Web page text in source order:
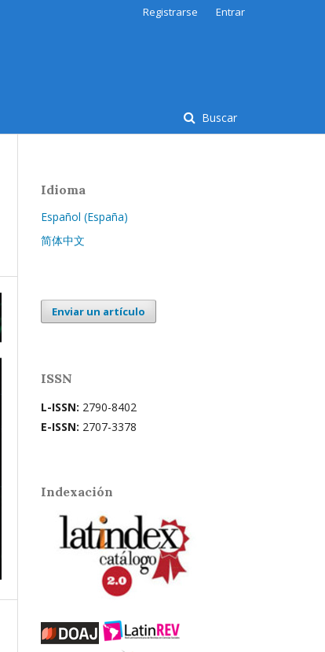
Buscar
Registrarse Entrar
Idioma
Español (España)
简体中文
Enviar un artículo
ISSN
L-ISSN: 2790-8402
E-ISSN: 2707-3378
Indexación